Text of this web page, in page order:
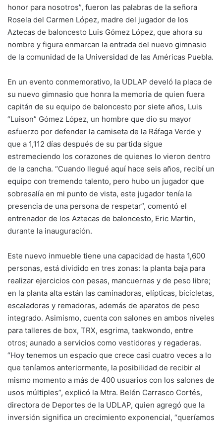
honor para nosotros”, fueron las palabras de la señora
Rosela del Carmen López, madre del jugador de los
Aztecas de baloncesto Luis Gómez López, que ahora su
nombre y figura enmarcan la entrada del nuevo gimnasio
de la comunidad de la Universidad de las Américas Puebla.
En un evento conmemorativo, la UDLAP develó la placa de
su nuevo gimnasio que honra la memoria de quien fuera
capitán de su equipo de baloncesto por siete años, Luis
“Luison” Gómez López, un hombre que dio su mayor
esfuerzo por defender la camiseta de la Ráfaga Verde y
que a 1,112 días después de su partida sigue
estremeciendo los corazones de quienes lo vieron dentro
de la cancha. “Cuando llegué aquí hace seis años, recibí un
equipo con tremendo talento, pero hubo un jugador que
sobresalía en mi punto de vista, este jugador tenía la
presencia de una persona de respetar”, comentó el
entrenador de los Aztecas de baloncesto, Eric Martin,
durante la inauguración.
Este nuevo inmueble tiene una capacidad de hasta 1,600
personas, está dividido en tres zonas: la planta baja para
realizar ejercicios con pesas, mancuernas y de peso libre;
en la planta alta están las caminadoras, elípticas, bicicletas,
escaladoras y remadoras, además de aparatos de peso
integrado. Asimismo, cuenta con salones en ambos niveles
para talleres de box, TRX, esgrima, taekwondo, entre
otros; aunado a servicios como vestidores y regaderas.
“Hoy tenemos un espacio que crece casi cuatro veces a lo
que teníamos anteriormente, la posibilidad de recibir al
mismo momento a más de 400 usuarios con los salones de
usos múltiples”, explicó la Mtra. Belén Carrasco Cortés,
directora de Deportes de la UDLAP, quien agregó que la
inversión significa un crecimiento exponencial, “queríamos